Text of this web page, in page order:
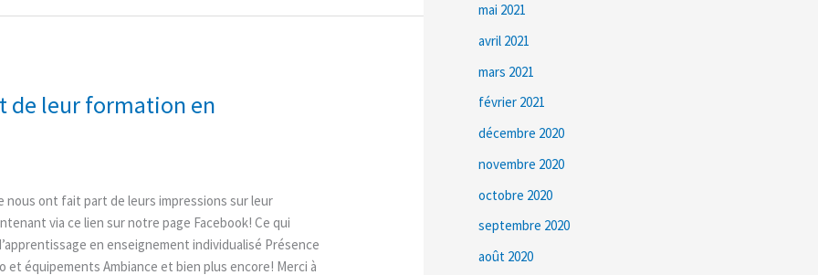
de leur formation en
ont fait part de leurs impressions sur leur
via ce lien sur notre page Facebook! Ce qui
en enseignement individualisé Présence
équipements Ambiance et bien plus encore! Merci à
mai 2021
avril 2021
mars 2021
février 2021
décembre 2020
novembre 2020
octobre 2020
septembre 2020
août 2020